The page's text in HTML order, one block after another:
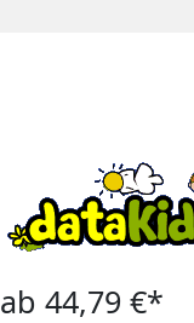
ab 44,79 €*